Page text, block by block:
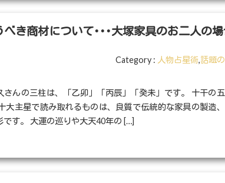
き商材について･･･大塚家具のお二人の
Category : 人物占星術,話題
さんの三柱は、「乙卯」「丙辰」「癸未」です。 十干の
大主星で読み取れるものは、良質で伝統的な家具の製造
です。 大運の巡りや大天40年の […]